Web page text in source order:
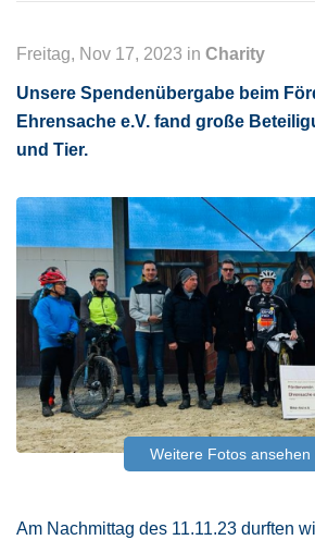
Freitag, Nov 17, 2023 in Charity
Unsere Spendenübergabe beim
Ehrensache e.V. fand große
und Tier.
Weitere Fotos ansehen
Am Nachmittag des 11.11.23 durften